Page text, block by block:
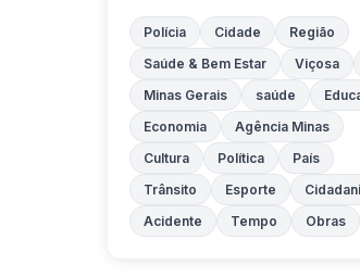
Polícia Cidade
Região
Saúde & Bem Estar
Viçosa
Minas Gerais
saúde
Economia
Agência Minas
Cultura
Política
País
Trânsito
Esporte
Acidente
Tempo Obras